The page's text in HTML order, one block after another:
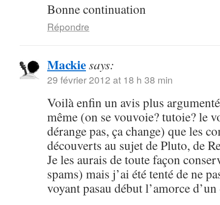
Bonne continuation
Répondre
Mackiesays:
29 février 2012 at 18 h 38 min
Voilà enfin un avis plus
même (on se vouvoie? tutoie? le
dérange pas, ça change) que les
découverts au sujet de Pluto, de
Je les aurais de toute façon
spams) mais j’ai été tenté de ne
voyant pasau début l’amorce